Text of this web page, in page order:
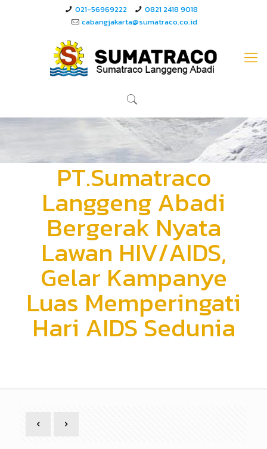
021-56969222
0821 2418 9018
cabangjakarta@sumatraco.co.id
PT.Sumatraco
Langgeng Abadi
Bergerak Nyata
Lawan HIV/AIDS,
Gelar Kampanye
Luas Memperingati
Hari AIDS Sedunia